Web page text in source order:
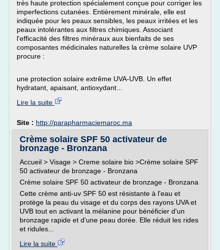
très haute protection spécialement conçue pour corriger les
imperfections cutanées. Entièrement minérale, elle est
indiquée pour les peaux sensibles, les peaux irritées et les
peaux intolérantes aux filtres chimiques. Associant
l'efficacité des filtres minéraux aux bienfaits de ses
composantes médicinales naturelles la crème solaire UVP
procure :
une protection solaire extrême UVA-UVB. Un effet
hydratant, apaisant, antioxydant...
Lire la suite
Site : http://parapharmaciemaroc.ma
Crème solaire SPF 50 activateur de
bronzage - Bronzana
Accueil > Visage > Creme solaire bio >Crème solaire SPF
50 activateur de bronzage - Bronzana
Crème solaire SPF 50 activateur de bronzage - Bronzana
Cette crème anti-uv SPF 50 est résistante à l'eau et
protège la peau du visage et du corps des rayons UVA et
UVB tout en activant la mélanine pour bénéficier d'un
bronzage rapide et d'une peau dorée. Elle réduit les rides
et ridules...
Lire la suite